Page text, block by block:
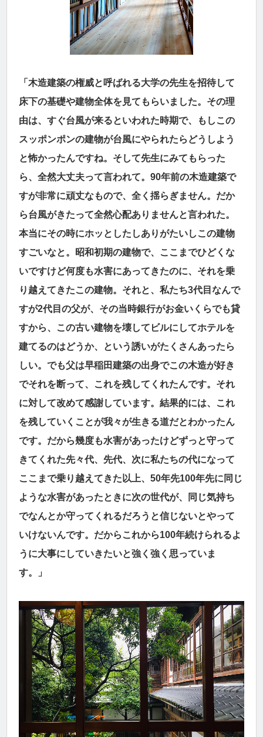
「木造建築の権威と呼ばれる大学の先生を招待して
床下の基礎や建物全体を見てもらいました。その理
由は、すぐ台風が来るといわれた時期で、もしこの
スッポンポンの建物が台風にやられたらどうしよう
と怖かったんですね。そして先生にみてもらった
ら、全然大丈夫って言われて。90年前の木造建築で
すが非常に頑丈なもので、全く揺らぎません。だか
ら台風がきたって全然心配ありませんと言われた。
本当にその時にホッとしたしありがたいしこの建物
すごいなと。昭和初期の建物で、ここまでひどくな
いですけど何度も水害にあってきたのに、それを乗
り越えてきたこの建物。それと、私たち3代目なんで
すが2代目の父が、その当時銀行がお金いくらでも貸
すから、この古い建物を壊してビルにしてホテルを
建てるのはどうか、という誘いがたくさんあったら
しい。でも父は早稲田建築の出身でこの木造が好き
でそれを断って、これを残してくれたんです。それ
に対して改めて感謝しています。結果的には、これ
を残していくことが我々が生きる道だとわかったん
です。だから幾度も水害があったけどずっと守って
きてくれた先々代、先代、次に私たちの代になって
ここまで乗り越えてきた以上、50年先100年先に同じ
ような水害があったときに次の世代が、同じ気持ち
でなんとか守ってくれるだろうと信じないとやって
いけないんです。だからこれから100年続けられるよ
うに大事にしていきたいと強く強く思っていま
す。」